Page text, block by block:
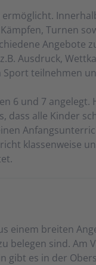
Tur­nen
An­ge­bo­te
Aus­druck,
Sport teil­neh­men
6 und 7
al­le Kin­der
klas­sen­wei­se
ein­em brei­ten
sind. Am
gibt es in der